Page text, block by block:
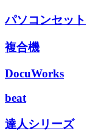
パソコンセット
複合機
DocuWorks
beat
達人シリーズ